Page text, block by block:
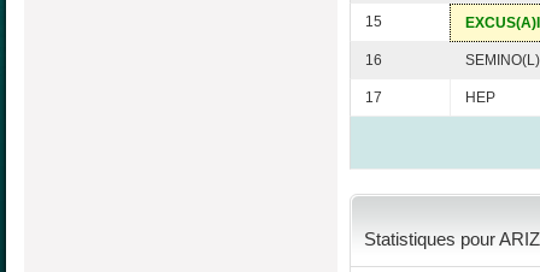
15 EXCUS(A)I
16
17 HEP
Statistiques pour